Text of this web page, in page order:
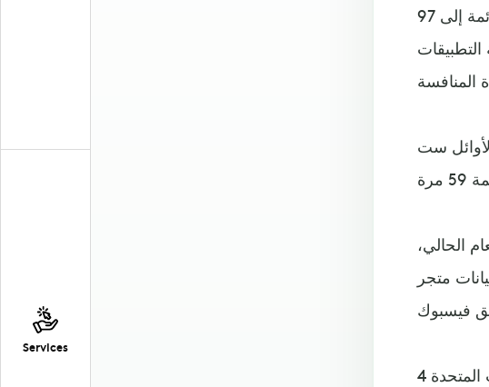
Services
الأكثر تنزيلا سبع مرات. لكن في عام 2022، ارتفع عدد مرات خروج التطبيق من القائمة إلى 97
ست
متصلة خلال العام الحالي،
متجر
حيث أشار إلى خروج التطبيق من قائمة التطبيقات العشرة الأكثر تنزيلا في الولايات المتحدة 4